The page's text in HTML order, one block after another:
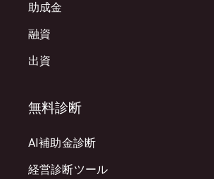
助成金
融資
出資
無料診断
AI補助金診断
経営診断ツール